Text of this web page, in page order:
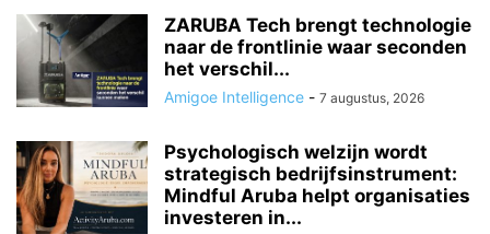
ZARUBA Tech brengt technologie
naar de frontlinie waar seconden
het verschil...
Amigoe Intelligence - 7 augustus, 2026
Psychologisch welzijn wordt
strategisch bedrijfsinstrument:
Mindful Aruba helpt organisaties
investeren in...